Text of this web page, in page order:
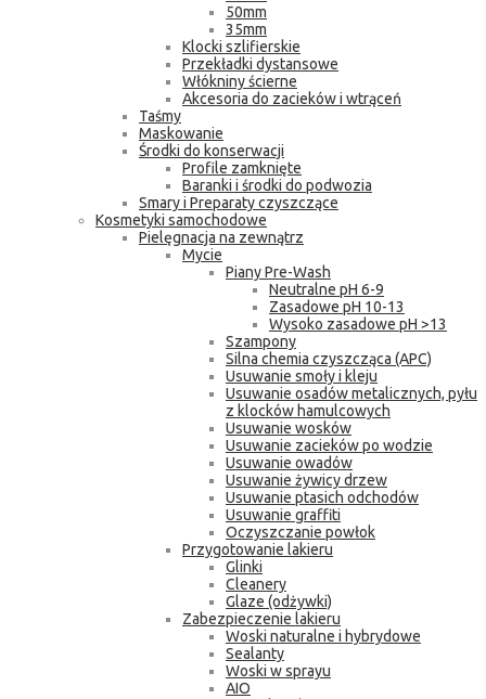
50mm
35mm
Klocki szlifierskie
Przekładki dystansowe
Włókniny ścierne
Akcesoria do zacieków i wtrąceń
Taśmy
Maskowanie
Środki do konserwacji
Profile zamknięte
Baranki i środki do podwozia
Smary i Preparaty czyszczące
Kosmetyki samochodowe
Pielęgnacja na zewnątrz
Mycie
Piany Pre-Wash
Neutralne pH 6-9
Zasadowe pH 10-13
Wysoko zasadowe pH >13
Szampony
Silna chemia czyszcząca (APC)
Usuwanie smoły i kleju
Usuwanie osadów metalicznych, pyłu
z klocków hamulcowych
Usuwanie wosków
Usuwanie zacieków po wodzie
Usuwanie owadów
Usuwanie żywicy drzew
Usuwanie ptasich odchodów
Usuwanie graffiti
Oczyszczanie powłok
Przygotowanie lakieru
Glinki
Cleanery
Glaze (odżywki)
Zabezpieczenie lakieru
Woski naturalne i hybrydowe
Sealanty
Woski w sprayu
AIO